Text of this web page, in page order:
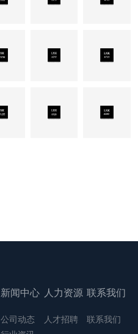
新闻中心
公司动态
人力资源
人才招聘
联系我们
联系我们